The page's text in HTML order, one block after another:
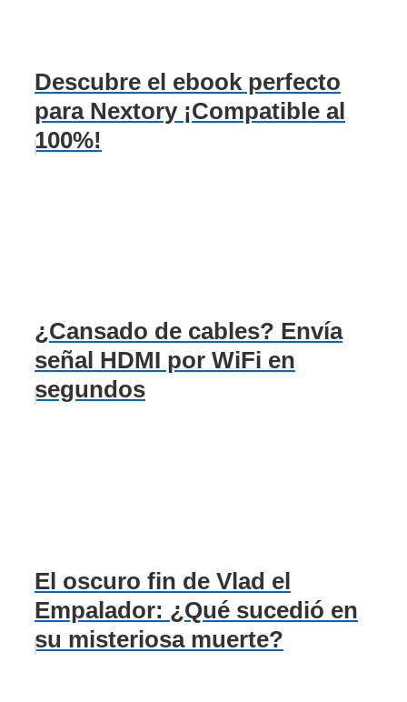
Descubre el ebook perfecto
para Nextory ¡Compatible al
100%!
¿Cansado de cables? Envía
señal HDMI por WiFi en
segundos
El oscuro fin de Vlad el
Empalador: ¿Qué sucedió en
su misteriosa muerte?